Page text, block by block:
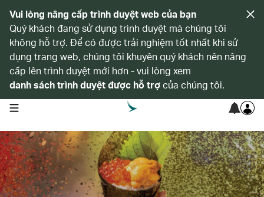
Vui lòng nâng cấp trình duyệt web của bạn
Quý khách đang sử dụng trình duyệt mà chúng tôi
không hỗ trợ. Để có được trải nghiệm tốt nhất khi sử
dụng trang web, chúng tôi khuyên quý khách nên nâng
cấp lên trình duyệt mới hơn - vui lòng xem
danh sách trình duyệt được hỗ trợcủa chúng tôi.
open navigation menu